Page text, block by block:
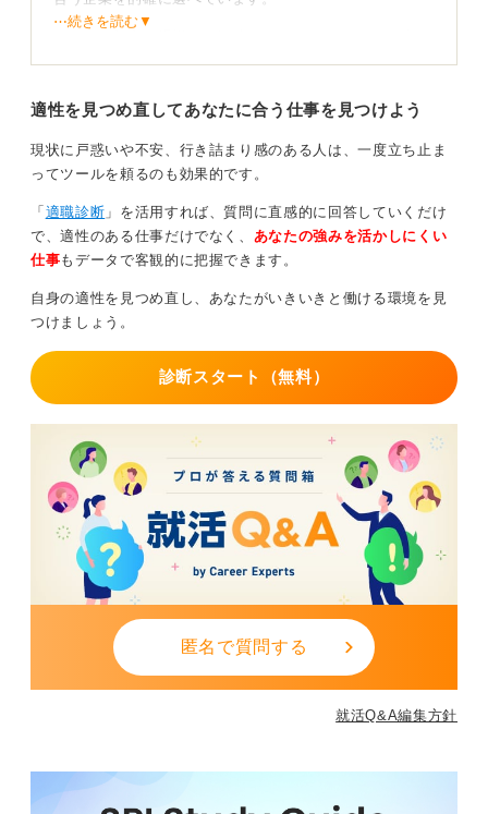
たくさんの企業に応募し、多くの面接を経験すること
で、自然と面接のスキルは向上します。
また、多くの企業と接することで、自分に合う会社と合
わない会社を見極める力が養われ、後半の就職活動を効
率的に進められるようになります。
最初から効率を求めすぎないことが大切です。
自分が一番伸ばしやすいものから挑戦してみよう
最後に、コミュニケーション能力が高いことです。
コミュニケーション能力というと、話すのがうまいこと
本当に求められるコミュニケーション能力とは、相手の
話をしっかり聞き、それを受けて自分の考えを正確に伝
えられることです。
企業側は、口がうまい人よりも、きちんとキャッチボー
ルができる人を求めています。
これら3つのポイント全てを一度に完璧にするのは難しい
かもしれません。
しかし、自身が一番伸ばしやすいと感じる部分から着手
⋯続きを読む▼
適性を見つめ直してあなたに合う仕事を見つけよう
現状に戸惑いや不安、行き詰まり感のある人は、一度立ち止ま
ってツールを頼るのも効果的です。
「 適職診断 」を活用すれば、質問に直感的に回答していくだけ
で、適性のある仕事だけでなく、 あなたの強みを活かしにくい
仕事もデータで客観的に把握できます。
自身の適性を見つめ直し、あなたがいきいきと働ける環境を見
つけましょう。
診断スタート（無料）
匿名で質問する
就活Q&A編集方針